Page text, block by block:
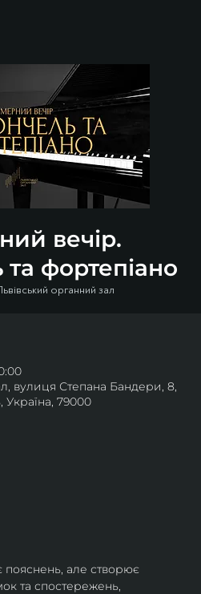
вечір.
та фортепіано
органний зал
вулиця Степана Бандери, 8,
Україна, 79000
пояснень, але створює
та спостережень,